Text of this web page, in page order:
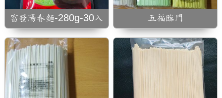
富發陽春麵-280g-30入 五福臨門